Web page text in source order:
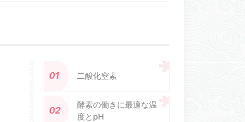
二酸化窒素
酵素の働きに最適な温
度とpH